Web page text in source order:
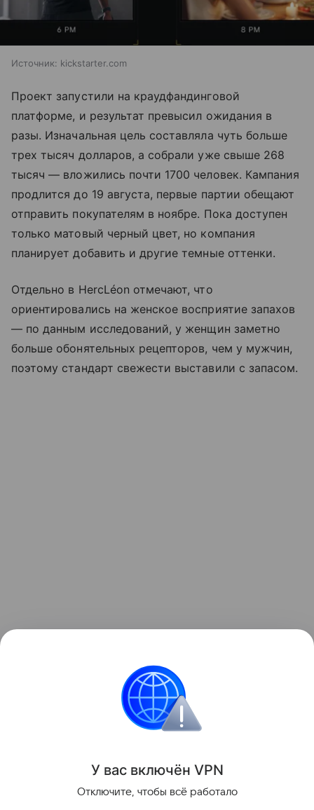
Источник: kickstarter.com
Проект запустили на краудфандинговой
платформе, и результат превысил ожидания в
разы. Изначальная цель составляла чуть больше
трех тысяч долларов, а собрали уже свыше 268
тысяч — вложились почти 1700 человек. Кампания
продлится до 19 августа, первые партии обещают
отправить покупателям в ноябре. Пока доступен
только матовый черный цвет, но компания
планирует добавить и другие темные оттенки.
Отдельно в HercLéon отмечают, что
ориентировались на женское восприятие запахов
— по данным исследований, у женщин заметно
больше обонятельных рецепторов, чем у мужчин,
поэтому стандарт свежести выставили с запасом.
Также недавно рассказывали, что создана умная
крышка для унитаза, которая находит проблемы с
сердцем. Подробности в
статье.
Поделиться
У вас включён VPN
Отключите, чтобы всё работало